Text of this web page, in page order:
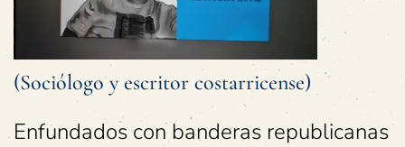
(Sociólogo y escritor costarricense)
Enfundados con banderas republicanas